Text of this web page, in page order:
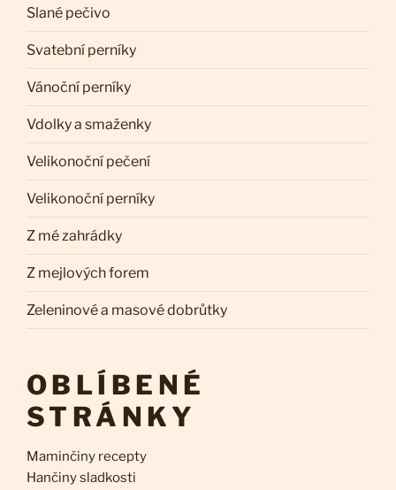
Slané pečivo
Svatební perníky
Vánoční perníky
Vdolky a smaženky
Velikonoční pečení
Velikonoční perníky
Z mé zahrádky
Z mejlových forem
Zeleninové a masové dobrůtky
OBLÍBENÉ
STRÁNKY
Maminčiny recepty
Hančiny sladkosti